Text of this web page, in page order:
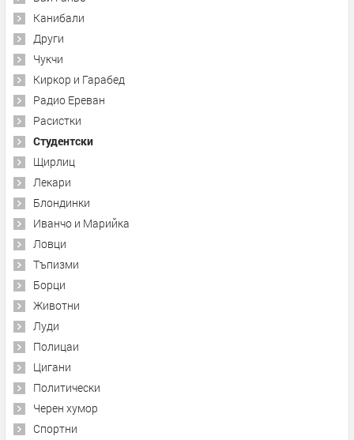
Канибали
Други
Чукчи
Киркор и Гарабед
Радио Ереван
Расистки
Студентски
Щирлиц
Лекари
Блондинки
Иванчо и Марийка
Ловци
Тъпизми
Борци
Животни
Луди
Полицаи
Цигани
Политически
Черен хумор
Спортни